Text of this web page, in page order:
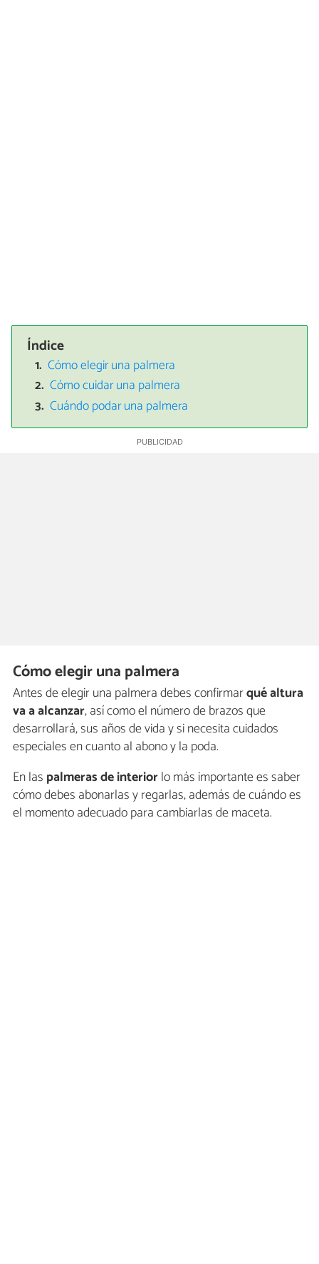
Índice
Cómo elegir una palmera
Cómo cuidar una palmera
Cuándo podar una palmera
Cómo elegir una palmera
Antes de elegir una palmera debes confirmarqué altura
va a alcanzar, así como el número de brazos que
desarrollará, sus años de vida y si necesita cuidados
especiales en cuanto al abono y la poda.
En las palmeras de interiorlo más importante es saber
cómo debes abonarlas y regarlas, además de cuándo es
el momento adecuado para cambiarlas de maceta.